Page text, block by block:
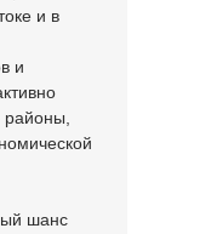
и в
и
шанс